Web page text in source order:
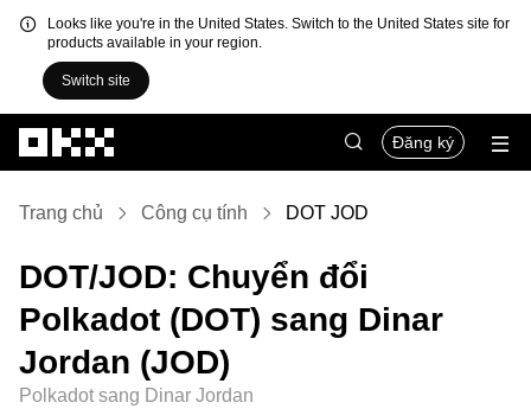
Looks like you're in the United States. Switch to the United States site for
products available in your region.
Switch site
Đăng ký
Trang chủ Công cụ tính DOT JOD
DOT/JOD: Chuyển đổi
Polkadot (DOT) sang Dinar
Jordan (JOD)
Polkadot sang Dinar Jordan